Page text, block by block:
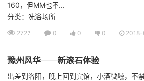
160，但MM也不...
分类：洗浴场所
2722 0 0 0 2018-
豫州风华——新滚石体验
出差到洛阳，晚上回到宾馆，小酒微醺，不